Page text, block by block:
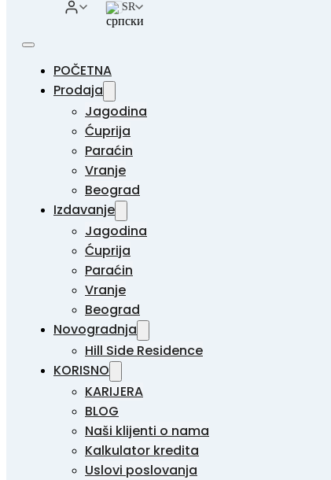
SR
POČETNA
Prodaja
Jagodina
Ćuprija
Paraćin
Vranje
Beograd
Izdavanje
Jagodina
Ćuprija
Paraćin
Vranje
Beograd
Novogradnja
Hill Side Residence
KORISNO
KARIJERA
BLOG
Naši klijenti o nama
Kalkulator kredita
Uslovi poslovanja